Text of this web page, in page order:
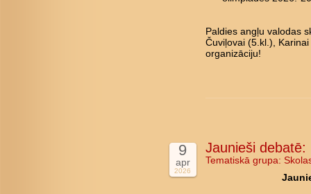
Paldies angļu valodas
Čuviļovai (5.kl.),
organizāciju!
9
apr
2026
Jaunieši debatē:
Tematiskā grupa: